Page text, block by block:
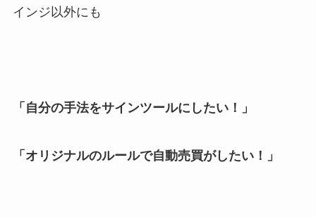
インジ以外にも
「自分の手法をサインツールにしたい！」
「オリジナルのルールで自動売買がしたい！」